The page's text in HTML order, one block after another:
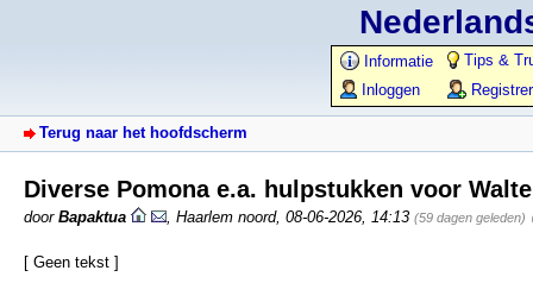
Informatie
Tips &
Inloggen
Terug naar het hoofdscherm
Diverse Pomona e.a. hulpstukken voor
door Bapaktua Haarlem noord, 08-06-2026, 14:13 (59 dagen geleden)
[ Geen tekst ]